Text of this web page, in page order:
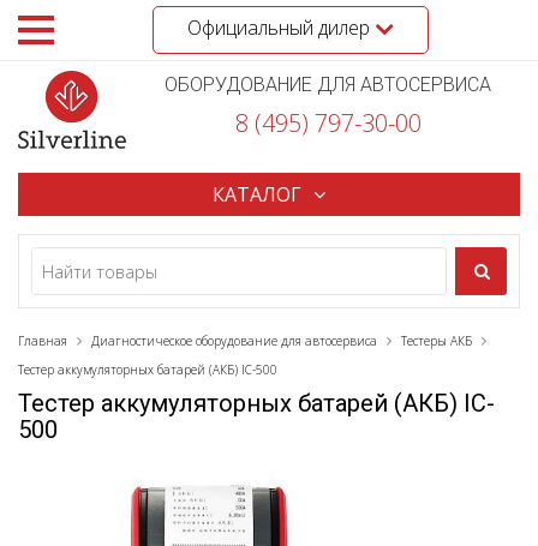
Официальный дилер
ОБОРУДОВАНИЕ ДЛЯ АВТОСЕРВИСА
8 (495) 797-30-00
КАТАЛОГ
Главная Диагностическое оборудование для автосервиса
Тестеры АКБ
Тестер аккумуляторных батарей (АКБ) IC-500
Тестер аккумуляторных батарей (АКБ) IC-
500